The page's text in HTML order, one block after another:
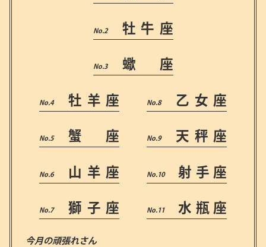
牡牛座
蠍 座
牡羊座
蟹 座
山羊座
獅子座
乙女座
天秤座
射手座
水瓶座
今月の頑張れさん